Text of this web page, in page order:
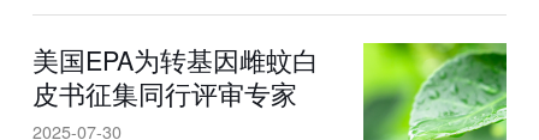
美国EPA为转基因雌蚊白
皮书征集同行评审专家
2025-07-30